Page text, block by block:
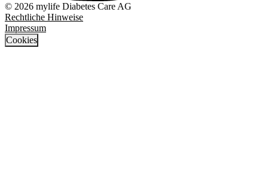
© 2026 mylife Diabetes Care AG
Rechtliche Hinweise
Impressum
Cookies